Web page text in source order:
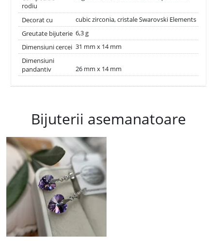
rodiu
Decorat cu
cubic zirconia, cristale Swarovski Elements
Greutate bijuterie 6,3 g
Dimensiuni cercei 31 mm x 14 mm
Dimensiuni
pandantiv
26 mm x 14 mm
Bijuterii asemanatoare